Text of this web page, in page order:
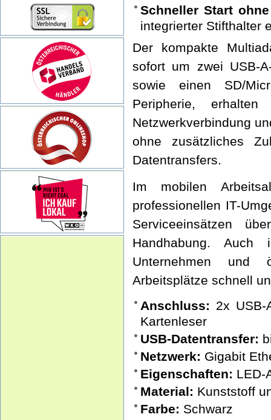
Schneller Start
integrierter Stifthalter
Der kompakte
sofort um zwei USB-
sowie einen SD/
Peripherie, erhalten
Netzwerkverbindung
ohne zusätzliches
Datentransfers.
Im mobilen
professionellen IT-
Serviceeinsätzen
Handhabung. Auch
Unternehmen und
Arbeitsplätze schnell
Anschluss: 2x
Kartenleser
USB-Datentransfer:
Netzwerk: Gigabit
Eigenschaften: LED-
Material: Kunststoff
Farbe: Schwarz